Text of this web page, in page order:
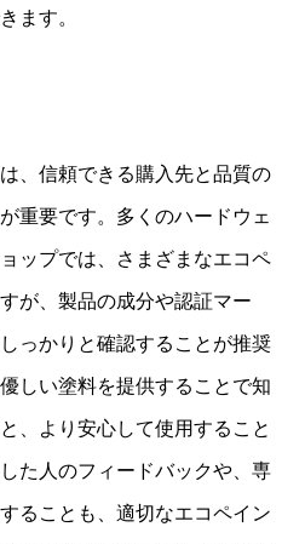
ます。
、信頼できる購入先と品質の
重要です。多くのハードウェ
ップでは、さまざまなエコペ
が、製品の成分や認証マー
っかりと確認することが推奨
しい塗料を提供することで知
、より安心して使用すること
た人のフィードバックや、専
ることも、適切なエコペイン